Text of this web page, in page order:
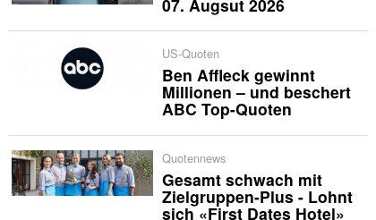
07. Augsut 2026
US-Quoten
Ben Affleck gewinnt
Millionen – und beschert
ABC Top-Quoten
Quotennews
Gesamt schwach mit
Zielgruppen-Plus - Lohnt
sich «First Dates Hotel»